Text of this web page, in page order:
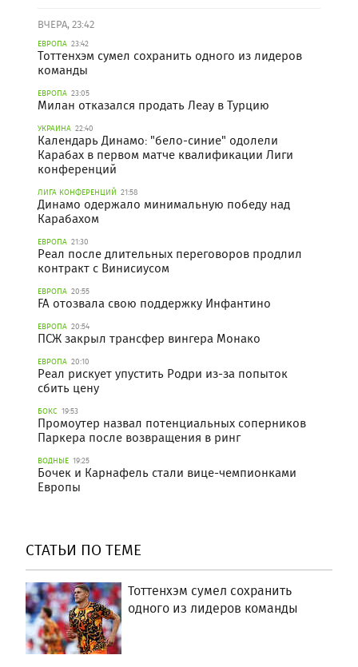
ВЧЕРА, 23:42
ЕВРОПА 23:42
Тоттенхэм сумел сохранить одного из лидеров
команды
ЕВРОПА 23:05
Милан отказался продать Леау в Турцию
УКРАИНА 22:40
Календарь Динамо: "бело-синие" одолели
Карабах в первом матче квалификации Лиги
конференций
ЛИГА КОНФЕРЕНЦИЙ 21:58
Динамо одержало минимальную победу над
Карабахом
ЕВРОПА 21:30
Реал после длительных переговоров продлил
контракт с Винисиусом
ЕВРОПА 20:55
FA отозвала свою поддержку Инфантино
ЕВРОПА 20:54
ПСЖ закрыл трансфер вингера Монако
ЕВРОПА 20:10
Реал рискует упустить Родри из-за попыток
сбить цену
БОКС 19:53
Промоутер назвал потенциальных соперников
Паркера после возвращения в ринг
ВОДНЫЕ 19:25
Бочек и Карнафель стали вице-чемпионками
Европы
СТАТЬИ ПО ТЕМЕ
Тоттенхэм сумел сохранить
одного из лидеров команды